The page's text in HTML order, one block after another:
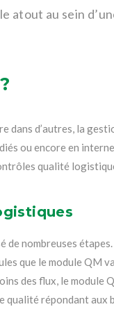
atout au sein
dans d’autres, la
ou encore en
qualité
de nombreuses
que le module
des flux, le module
répondant aux